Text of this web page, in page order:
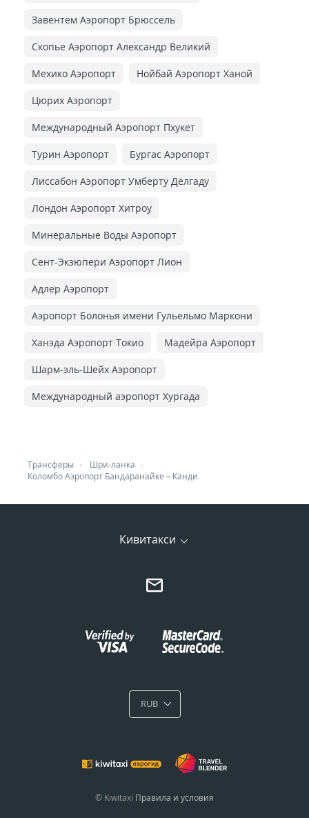
Завентем Аэропорт Брюссель
Скопье Аэропорт Александр Великий
Мехико Аэропорт Нойбай Аэропорт Ханой
Цюрих Аэропорт
Международный Аэропорт Пхукет
Турин Аэропорт Бургас Аэропорт
Лиссабон Аэропорт Умберту Делгаду
Лондон Аэропорт Хитроу
Минеральные Воды Аэропорт
Сент-Экзюпери Аэропорт Лион
Адлер Аэропорт
Аэропорт Болонья имени Гульельмо Маркони
Ханэда Аэропорт Токио Мадейра Аэропорт
Шарм-эль-Шейх Аэропорт
Международный аэропорт Хургада
Трансферы
Шри-ланка
Коломбо Аэропорт Бандаранайке – Канди
Кивитакси
RUB
© Kiwitaxi Правила и условия